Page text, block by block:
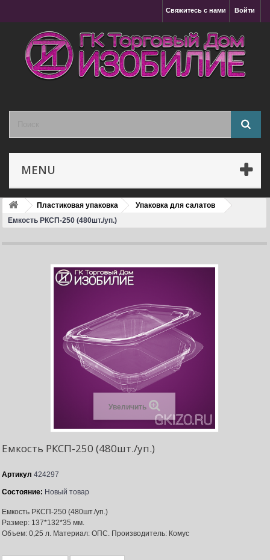
Войти
Свяжитесь с нами
MENU
Пластиковая упаковка
Упаковка для салатов
Емкость РКСП-250 (480шт./уп.)
Увеличить
Емкость РКСП-250 (480шт./уп.)
Артикул 424297
Состояние: Новый товар
Емкость РКСП-250 (480шт./уп.)
Размер: 137*132*35 мм.
Объем: 0,25 л. Материал: ОПС. Производитель: Комус